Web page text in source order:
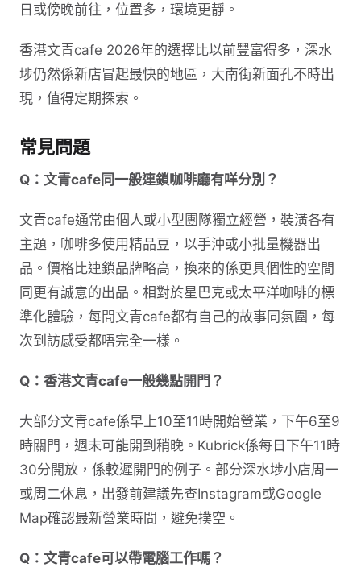
日或傍晚前往，位置多，環境更靜。
香港文青cafe 2026年的選擇比以前豐富得多，深水
埗仍然係新店冒起最快的地區，大南街新面孔不時出
現，值得定期探索。
常見問題
Q：文青cafe同一般連鎖咖啡廳有咩分別？
文青cafe通常由個人或小型團隊獨立經營，裝潢各有
主題，咖啡多使用精品豆，以手沖或小批量機器出
品。價格比連鎖品牌略高，換來的係更具個性的空間
同更有誠意的出品。相對於星巴克或太平洋咖啡的標
準化體驗，每間文青cafe都有自己的故事同氛圍，每
次到訪感受都唔完全一樣。
Q：香港文青cafe一般幾點開門？
大部分文青cafe係早上10至11時開始營業，下午6至9
時關門，週末可能開到稍晚。Kubrick係每日下午11時
30分開放，係較遲開門的例子。部分深水埗小店周一
或周二休息，出發前建議先查Instagram或Google
Map確認最新營業時間，避免撲空。
Q：文青cafe可以帶電腦工作嗎？